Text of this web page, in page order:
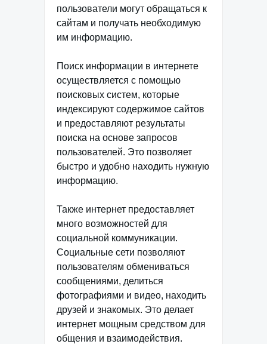
пользователи могут обращаться к
сайтам и получать необходимую
им информацию.
Поиск информации в интернете
осуществляется с помощью
поисковых систем, которые
индексируют содержимое сайтов
и предоставляют результаты
поиска на основе запросов
пользователей. Это позволяет
быстро и удобно находить нужную
информацию.
Также интернет предоставляет
много возможностей для
социальной коммуникации.
Социальные сети позволяют
пользователям обмениваться
сообщениями, делиться
фотографиями и видео, находить
друзей и знакомых. Это делает
интернет мощным средством для
общения и взаимодействия.